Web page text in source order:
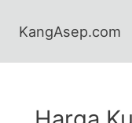
KangAsep.com